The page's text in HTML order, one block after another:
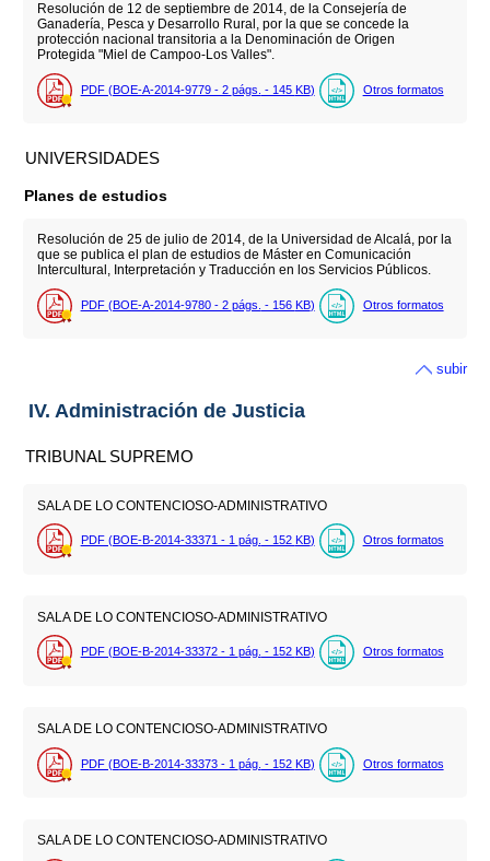
Resolución de 12 de septiembre de 2014, de la Consejería de
Ganadería, Pesca y Desarrollo Rural, por la que se concede la
protección nacional transitoria a la Denominación de Origen
Protegida "Miel de Campoo-Los Valles".
PDF (BOE-A-2014-9779 - 2 págs. - 145 KB) Otros formatos
UNIVERSIDADES
Planes de estudios
Resolución de 25 de julio de 2014, de la Universidad de Alcalá, por la
que se publica el plan de estudios de Máster en Comunicación
Intercultural, Interpretación y Traducción en los Servicios Públicos.
PDF (BOE-A-2014-9780 - 2 págs. - 156 KB) Otros formatos
subir
IV. Administración de Justicia
TRIBUNAL SUPREMO
SALA DE LO CONTENCIOSO-ADMINISTRATIVO
PDF (BOE-B-2014-33371 - 1 pág. - 152 KB) Otros formatos
SALA DE LO CONTENCIOSO-ADMINISTRATIVO
PDF (BOE-B-2014-33372 - 1 pág. - 152 KB) Otros formatos
SALA DE LO CONTENCIOSO-ADMINISTRATIVO
PDF (BOE-B-2014-33373 - 1 pág. - 152 KB) Otros formatos
SALA DE LO CONTENCIOSO-ADMINISTRATIVO